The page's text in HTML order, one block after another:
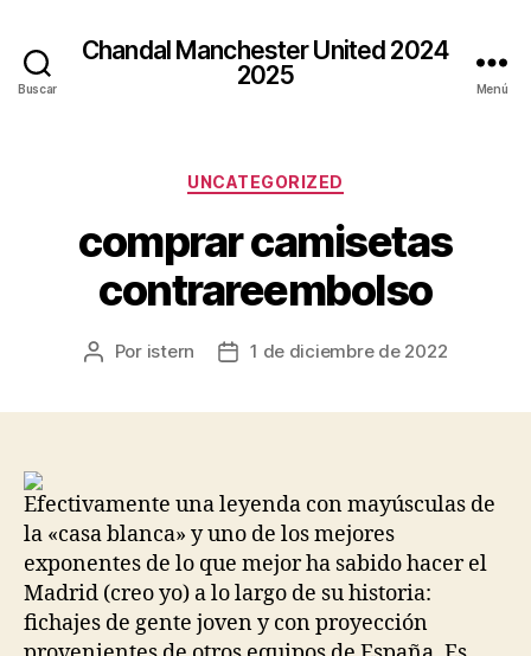
Buscar
Chandal Manchester United 2024
2025
Menú
Categorías
UNCATEGORIZED
comprar camisetas
contrareembolso
Autor
Por istern
Fecha1 de diciembre de 2022
Efectivamente una leyenda con mayúsculas de
la «casa blanca» y uno de los mejores
exponentes de lo que mejor ha sabido hacer el
Madrid (creo yo) a lo largo de su historia:
fichajes de gente joven y con proyección